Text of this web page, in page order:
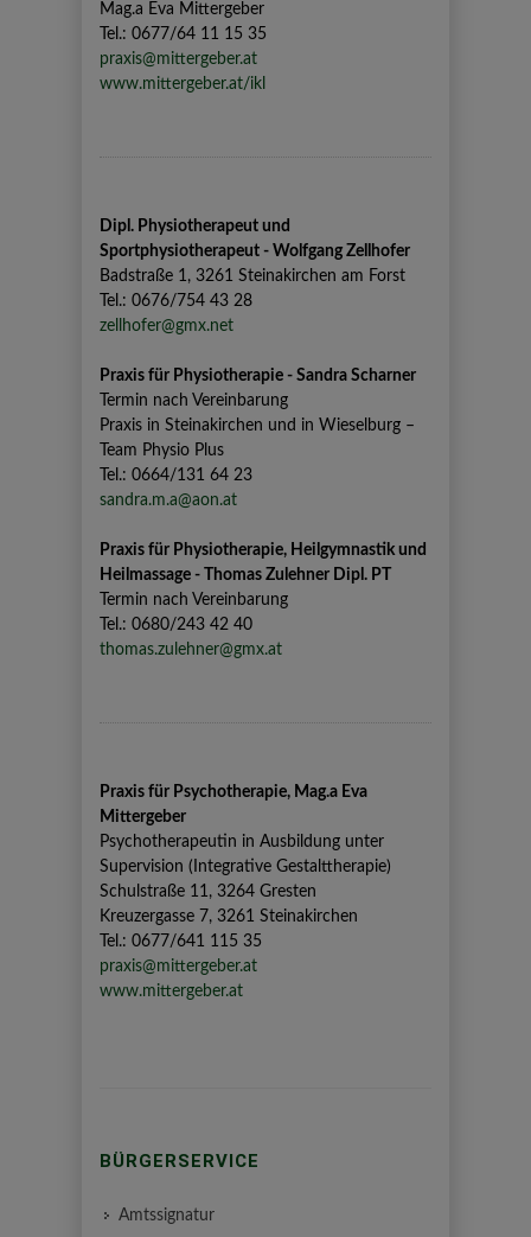
Mag.a Eva Mittergeber
Tel.: 0677/64 11 15 35
praxis@mittergeber.at
www.mittergeber.at/ikl
Dipl. Physiotherapeut und
Sportphysiotherapeut - Wolfgang Zellhofer
Badstraße 1, 3261 Steinakirchen am Forst
Tel.: 0676/754 43 28
zellhofer@gmx.net
Praxis für Physiotherapie - Sandra Scharner
Termin nach Vereinbarung
Praxis in Steinakirchen und in Wieselburg –
Team Physio Plus
Tel.: 0664/131 64 23
sandra.m.a@aon.at
Praxis für Physiotherapie, Heilgymnastik und
Heilmassage - Thomas Zulehner Dipl. PT
Termin nach Vereinbarung
Tel.: 0680/243 42 40
thomas.zulehner@gmx.at
Praxis für Psychotherapie, Mag.a Eva
Mittergeber
Psychotherapeutin in Ausbildung unter
Supervision (Integrative Gestalttherapie)
Schulstraße 11, 3264 Gresten
Kreuzergasse 7, 3261 Steinakirchen
Tel.: 0677/641 115 35
praxis@mittergeber.at
www.mittergeber.at
BÜRGERSERVICE
Amtssignatur